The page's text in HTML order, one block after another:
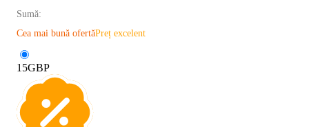
Sumă:
Cea mai bună ofertăPreț excelent
15GBP